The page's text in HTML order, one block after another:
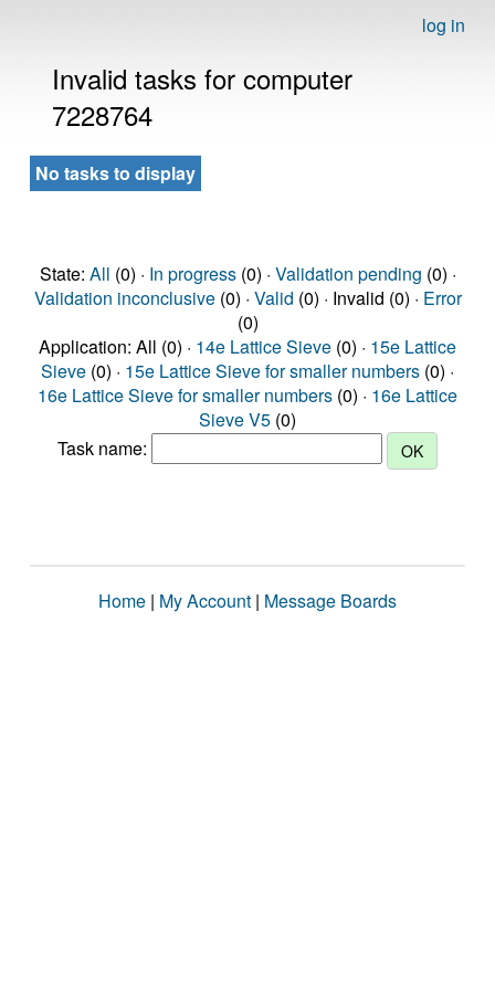
log in
Invalid tasks for computer
7228764
No tasks to display
State: All (0) · In progress(0) · Validation pending (0) ·
Validation inconclusive(0) · Valid (0) · Invalid (0) · Error
(0)
Application: All (0) · 14e Lattice Sieve (0) · 15e Lattice
Sieve (0) · 15e Lattice Sieve for smaller numbers (0) ·
16e Lattice Sieve for smaller numbers (0) · 16e Lattice
Sieve V5 (0)
Task name:
Home | My Account | Message Boards